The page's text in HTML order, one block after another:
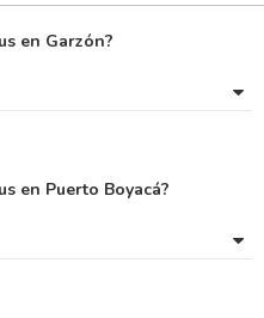
en Garzón?
en Puerto Boyacá?